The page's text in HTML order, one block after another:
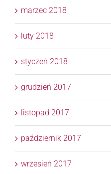
marzec 2018
luty 2018
styczeń 2018
grudzień 2017
listopad 2017
październik 2017
wrzesień 2017